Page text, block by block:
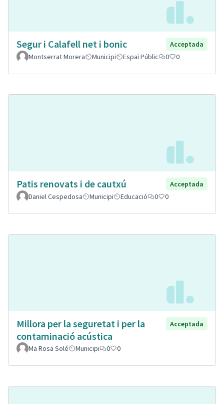
Segur i Calafell net i bonic
Acceptada
Montserrat Morera
Municipi Espai Públic 0 0
Patis renovats i de cautxú
Acceptada
Daniel Cespedosa
Municipi Educació 0 0
Millora per la seguretat i per la
contaminació acústica
Acceptada
Ma Rosa Solé Municipi 0 0